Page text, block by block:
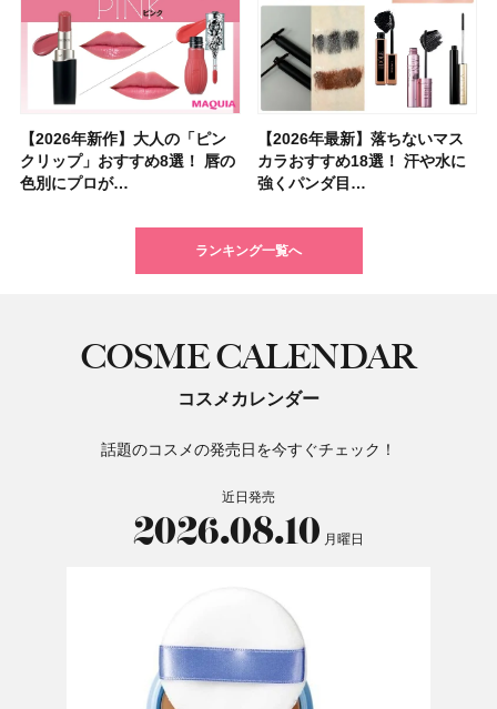
【2026年新作】大人の「ピン
クリップ」おすすめ8選！ 唇の
色別にプロが…
【2026年最新】落ちないマス
カラおすすめ18選！ 汗や水に
強くパンダ目…
【クリスマスコフレ2026】ク
リニークのホリデーコフレを一
挙紹介！ 人気…
【2026夏】「大人のニキビケ
ア」ランキングTOP5！＜マキ
アビューティ…
【2026年最新】落ちないマス
カラおすすめ18選！ 汗や水に
強くパンダ目…
シャネルの新作リップ「ルージ
ュ ココ イドゥラ グロス」全15
色スウォッ…
【石井美保さん・50歳のボディ
ケア愛用品16選】首・手・バス
トのパーツケ…
【ニベア】美容液リップクリー
ム＆ボディスクラブが新登場！
大人気の色付き…
【石井美保さんのおすすめお菓
子＆お茶10選】手土産にもぴっ
たり
【40代以上におすすめのプロテ
イン10選】美と健康に不可欠な
タンパク質を…
【2026年夏】小顔に見えるボ
ブの髪型37選！ レイヤー・切
りっぱなしな…
【最新】髪のうねり・広がり・
くせ毛におすすめのシャンプー
17選
【ILLIT（アイリット）ライブ
レポ】TOYOTA ARENA
TOKY…
【無印良品】スキンケア×衣料
素材の最強タッグで実現！ 着
るだけで保湿でき…
【ルナソルアイシャドウ】アイ
カラーレーションN新色・限定
色をイエベ・ブ…
ツヤ好きの人生チーク！エナモ
ル メロウメルティングチーク
限定〈102 ロ…
ランキング一覧へ
COSME CALENDAR
コスメカレンダー
話題のコスメの発売日を今すぐチェック！
近日発売
2026.08.10 月曜日